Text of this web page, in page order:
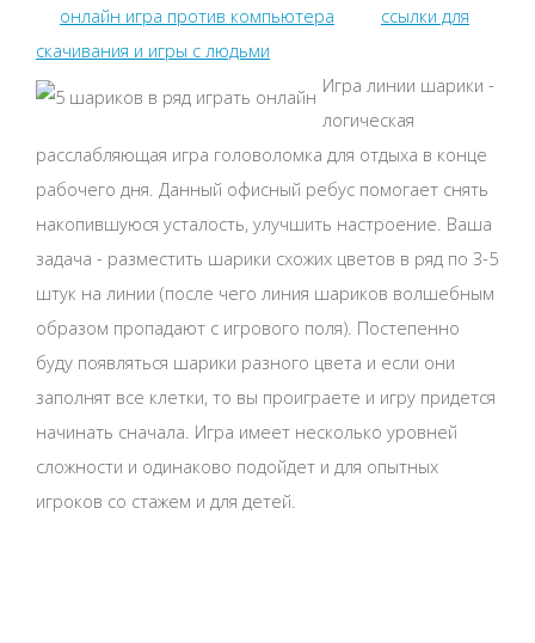
онлайн игра против компьютера
ссылки для
скачивания и игры с людьми
Игра линии шарики -
логическая
расслабляющая игра головоломка для отдыха в конце
рабочего дня. Данный офисный ребус помогает снять
накопившуюся усталость, улучшить настроение. Ваша
задача - разместить шарики схожих цветов в ряд по 3-5
штук на линии (после чего линия шариков волшебным
образом пропадают с игрового поля). Постепенно
буду появляться шарики разного цвета и если они
заполнят все клетки, то вы проиграете и игру придется
начинать сначала. Игра имеет несколько уровней
сложности и одинаково подойдет и для опытных
игроков со стажем и для детей.